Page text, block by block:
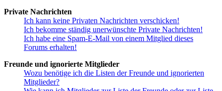
Private Nachrichten
Ich kann keine Privaten Nachrichten verschicken!
Ich bekomme ständig unerwünschte Private Nachrichten!
Ich habe eine Spam-E-Mail von einem Mitglied dieses
Forums erhalten!
Freunde und ignorierte Mitglieder
Wozu benötige ich die Listen der Freunde und ignorierten
Mitglieder?